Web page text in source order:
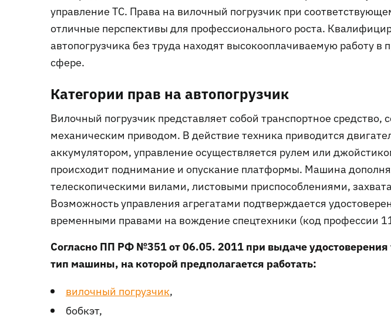
управление ТС. Права на вилочный погрузчик при
отличные перспективы для профессионального роста.
автопогрузчика без труда находят высокооплачиваемую работу в
сфере.
Категории прав на автопогрузчик
Вилочный погрузчик представляет собой транспортное
механическим приводом. В действие техника приводится
аккумулятором, управление осуществляется рулем или
происходит поднимание и опускание платформы. Машина
телескопическими вилами, листовыми приспособлениями,
Возможность управления агрегатами подтверждается
временными правами на вождение спецтехники (код профессии
Согласно ПП РФ №351 от 06.05. 2011 при выдаче
тип машины, на которой предполагается работать:
вилочный погрузчик,
бобкэт,